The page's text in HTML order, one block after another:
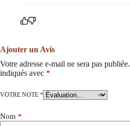
Ajouter un Avis
Votre adresse e-mail ne sera pas publiée.
indiqués avec *
VOTRE NOTE *
Nom *